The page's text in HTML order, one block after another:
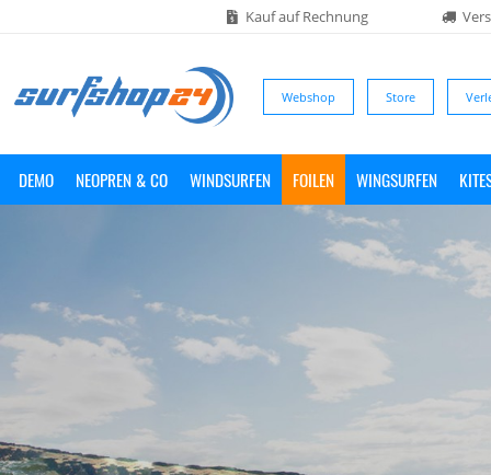
Kauf auf Rechnung
Webshop Store
DEMO NEOPREN & CO WINDSURFEN FOILEN WINGSURFEN